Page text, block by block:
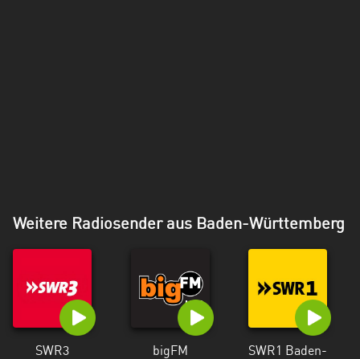
Weitere Radiosender aus Baden-Württemberg
SWR3 bigFM
SWR1 Baden-